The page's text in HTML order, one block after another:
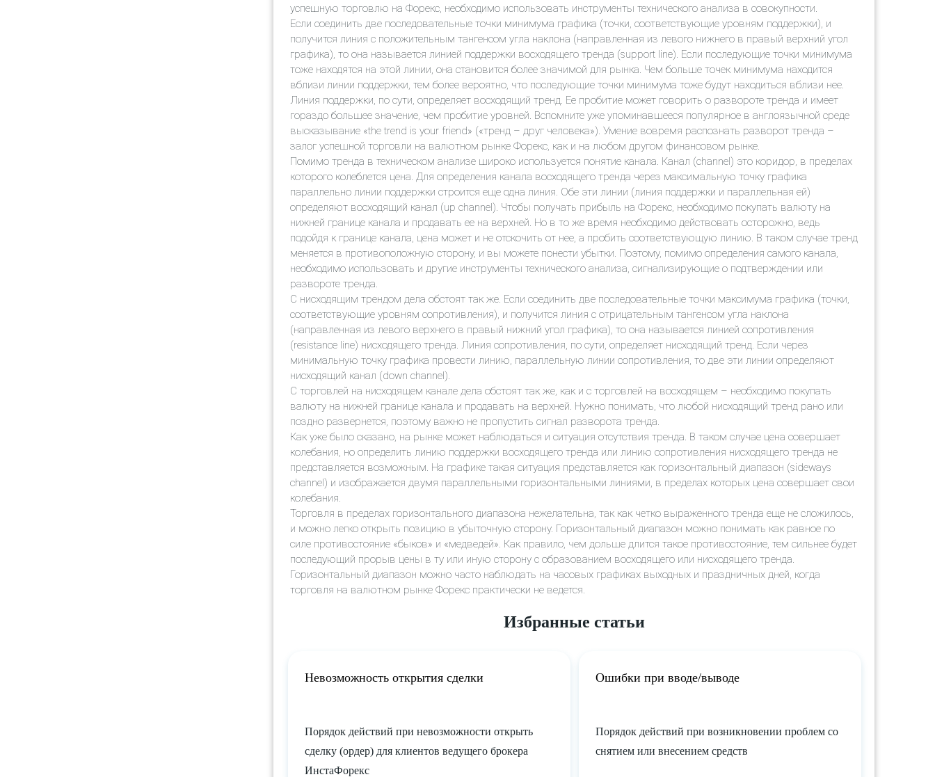
успешную торговлю на Форекс, необходимо использовать инструменты технического анализа в совокупности.
Если соединить две последовательные точки минимума графика (точки, соответствующие уровням поддержки), и
получится линия с положительным тангенсом угла наклона (направленная из левого нижнего в правый верхний угол
графика), то она называется линией поддержки восходящего тренда (support line). Если последующие точки минимума
тоже находятся на этой линии, она становится более значимой для рынка. Чем больше точек минимума находится
вблизи линии поддержки, тем более вероятно, что последующие точки минимума тоже будут находиться вблизи нее.
Линия поддержки, по сути, определяет восходящий тренд. Ее пробитие может говорить о развороте тренда и имеет
гораздо большее значение, чем пробитие уровней. Вспомните уже упоминавшееся популярное в англоязычной среде
высказывание «the trend is your friend» («тренд – друг человека»). Умение вовремя распознать разворот тренда –
залог успешной торговли на валютном рынке Форекс, как и на любом другом финансовом рынке.
Помимо тренда в техническом анализе широко используется понятие канала. Канал (channel) это коридор, в пределах
которого колеблется цена. Для определения канала восходящего тренда через максимальную точку графика
параллельно линии поддержки строится еще одна линия. Обе эти линии (линия поддержки и параллельная ей)
определяют восходящий канал (up channel). Чтобы получать прибыль на Форекс, необходимо покупать валюту на
нижней границе канала и продавать ее на верхней. Но в то же время необходимо действовать осторожно, ведь
подойдя к границе канала, цена может и не отскочить от нее, а пробить соответствующую линию. В таком случае тренд
меняется в противоположную сторону, и вы можете понести убытки. Поэтому, помимо определения самого канала,
необходимо использовать и другие инструменты технического анализа, сигнализирующие о подтверждении или
развороте тренда.
С нисходящим трендом дела обстоят так же. Если соединить две последовательные точки максимума графика (точки,
соответствующие уровням сопротивления), и получится линия с отрицательным тангенсом угла наклона
(направленная из левого верхнего в правый нижний угол графика), то она называется линией сопротивления
(resistance line) нисходящего тренда. Линия сопротивления, по сути, определяет нисходящий тренд. Если через
минимальную точку графика провести линию, параллельную линии сопротивления, то две эти линии определяют
нисходящий канал (down channel).
С торговлей на нисходящем канале дела обстоят так же, как и с торговлей на восходящем – необходимо покупать
валюту на нижней границе канала и продавать на верхней. Нужно понимать, что любой нисходящий тренд рано или
поздно развернется, поэтому важно не пропустить сигнал разворота тренда.
Как уже было сказано, на рынке может наблюдаться и ситуация отсутствия тренда. В таком случае цена совершает
колебания, но определить линию поддержки восходящего тренда или линию сопротивления нисходящего тренда не
представляется возможным. На графике такая ситуация представляется как горизонтальный диапазон (sideways
channel) и изображается двумя параллельными горизонтальными линиями, в пределах которых цена совершает свои
колебания.
Торговля в пределах горизонтального диапазона нежелательна, так как четко выраженного тренда еще не сложилось,
и можно легко открыть позицию в убыточную сторону. Горизонтальный диапазон можно понимать как равное по
силе противостояние «быков» и «медведей». Как правило, чем дольше длится такое противостояние, тем сильнее будет
последующий прорыв цены в ту или иную сторону с образованием восходящего или нисходящего тренда.
Горизонтальный диапазон можно часто наблюдать на часовых графиках выходных и праздничных дней, когда
торговля на валютном рынке Форекс практически не ведется.
Избранные статьи
Невозможность открытия сделки
Порядок действий при невозможности открыть
сделку (ордер) для клиентов ведущего брокера
ИнстаФорекс
Ошибки при вводе/выводе
Порядок действий при возникновении проблем со
снятием или внесением средств